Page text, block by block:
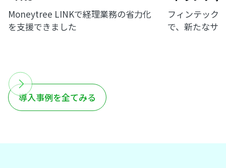
Moneytree LINKで経理業務の省力化
を支援できました
フィンテック
で、新たなサ
導入事例を全てみる